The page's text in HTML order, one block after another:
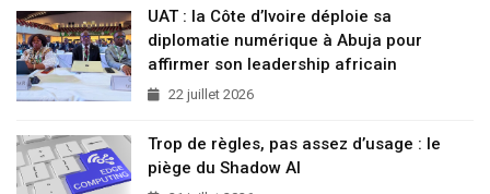
UAT : la Côte d’Ivoire déploie sa
diplomatie numérique à Abuja pour
affirmer son leadership africain
22 juillet 2026
Trop de règles, pas assez d’usage : le
piège du Shadow AI